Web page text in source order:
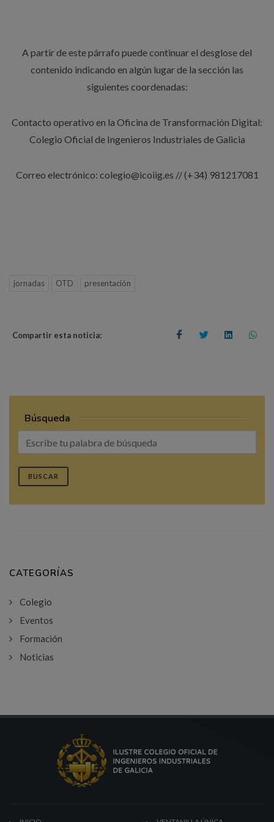
A partir de este párrafo puede continuar el desglose del
contenido indicando en algún lugar de la sección las
siguientes coordenadas:
Contacto operativo en la Oficina de Transformación Digital:
Colegio Oficial de Ingenieros Industriales de Galicia
Correo electrónico: colegio@icoiig.es // (+34) 981217081
jornadas OTD presentación
Compartir esta noticia:
Búsqueda
BUSCAR
CATEGORÍAS
Colegio
Eventos
Formación
Noticias